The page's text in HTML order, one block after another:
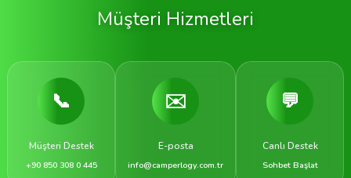
Müşteri Hizmetleri
📞
Müşteri Destek
+90 850 308 0 445
✉️
E-posta
info@camperlogy.com.tr
💬
Canlı Destek
Sohbet Başlat